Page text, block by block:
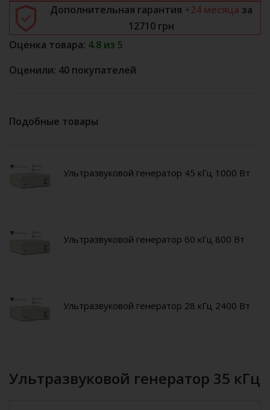
Дополнительная гарантия +24 месяца за
12710 грн
Оценка товара: 4.8 из 5
Оценили: 40 покупателей
Подобные товары
Ультразвуковой генератор 45 кГц 1000 Вт
Ультразвуковой генератор 60 кГц 800 Вт
Ультразвуковой генератор 28 кГц 2400 Вт
Ультразвуковой генератор 35 кГц